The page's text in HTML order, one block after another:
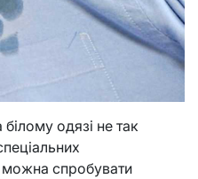
білому одязі не так
можна спробувати